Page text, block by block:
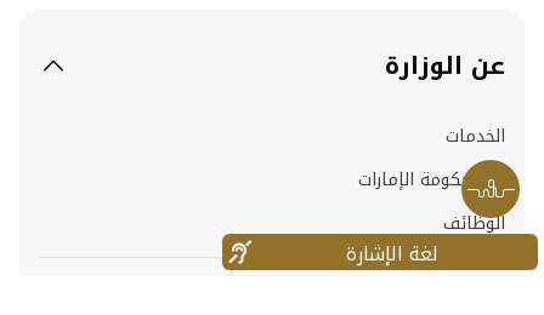
عن الوزارة
الخدمات
وعد حكومة الإمارات
الوظائف
لغة الإشارة